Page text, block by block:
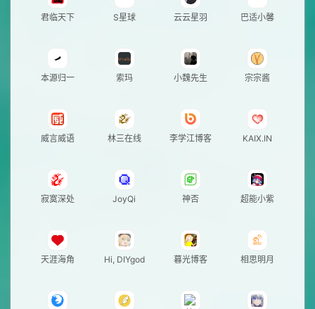
君临天下 S星球 云云星羽 巴适小馨
本源归一 索玛 小魏先生 宗宗酱
威言威语 林三在线 李学江博客 KAIX.IN
寂寞深处 JoyQi 神否 超能小紫
天涯海角 Hi, DIYgod 暮光博客 相思明月